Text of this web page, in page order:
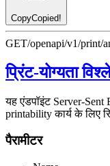
CopyCopied!
GET/openapi/v1/print/
प्रिंट-योग्यता
यह एंडपॉइंट Server-
printability कार्य के लिए
पैरामीटर